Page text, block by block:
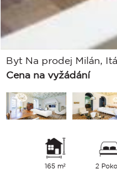
Byt Na prodej Milán,
Cena na vyžádání
165 m² 2